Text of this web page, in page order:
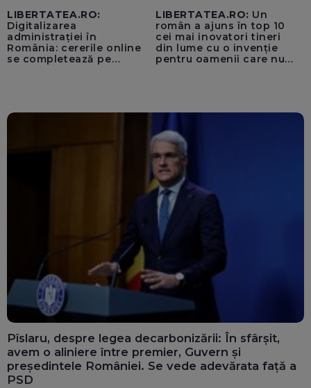
LIBERTATEA.RO:
Digitalizarea
administrației în
România: cererile online
se completează pe
LIBERTATEA.RO: Un
român a ajuns în top 10
cei mai inovatori tineri
din lume cu o invenție
pentru oamenii care nu
Pîslaru, despre legea decarbonizării: În sfârșit,
avem o aliniere între premier, Guvern și
președintele României. Se vede adevărata față a
PSD